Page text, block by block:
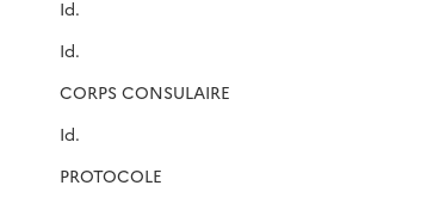
Id.
Id.
CORPS CONSULAIRE
Id.
PROTOCOLE